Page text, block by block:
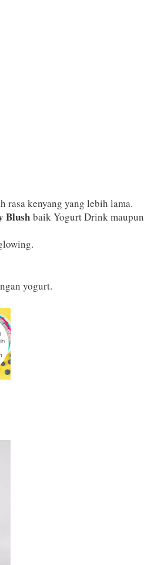
rasa kenyang yang lebih lama.
Blush baik Yogurt Drink maupun
yogurt.